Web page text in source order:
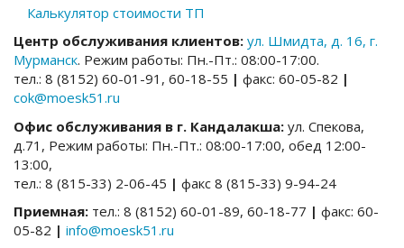
Калькулятор стоимости ТП
Центр обслуживания клиентов: ул. Шмидта, д. 16, г.
Мурманск. Режим работы: Пн.-Пт.: 08:00-17:00.
тел.: 8 (8152) 60-01-91, 60-18-55 | факс: 60-05-82 |
cok@moesk51.ru
Офис обслуживания в г. Кандалакша: ул. Спекова,
д.71, Режим работы: Пн.-Пт.: 08:00-17:00, обед 12:00-
13:00,
тел.: 8 (815-33) 2-06-45 | факс 8 (815-33) 9-94-24
Приемная: тел.: 8 (8152) 60-01-89, 60-18-77 | факс: 60-
05-82 | info@moesk51.ru